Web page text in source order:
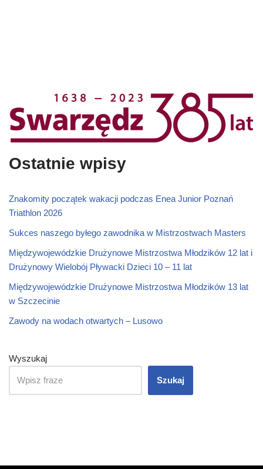
Ostatnie wpisy
Znakomity początek wakacji podczas Enea Junior Poznań
Triathlon 2026
Sukces naszego byłego zawodnika w Mistrzostwach Masters
Międzywojewódzkie Drużynowe Mistrzostwa Młodzików 12 lat i
Drużynowy Wielobój Pływacki Dzieci 10 – 11 lat
Międzywojewódzkie Drużynowe Mistrzostwa Młodzików 13 lat
w Szczecinie
Zawody na wodach otwartych – Lusowo
Wyszukaj
Szukaj